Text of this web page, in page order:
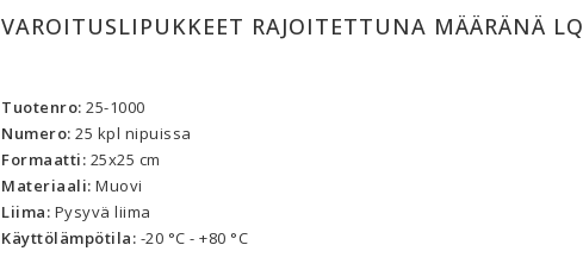
VAROITUSLIPUKKEET RAJOITETTUNA MÄÄRÄNÄ LQ
Tuotenro: 25-1000
Numero: 25 kpl nipuissa
Formaatti: 25x25 cm
Materiaali: Muovi
Liima: Pysyvä liima
Käyttölämpötila: -20 °C - +80 °C